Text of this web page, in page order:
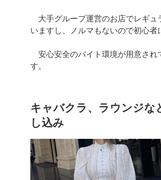
大手グループ運営のお店でレギュ
いますし、ノルマもないので初心者
安心安全のバイト環境が用意され
す。
キャバクラ、ラウンジな
し込み